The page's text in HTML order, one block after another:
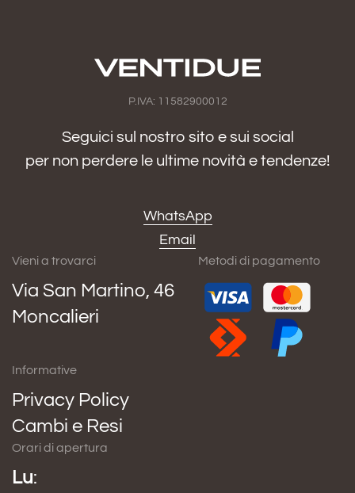
P.IVA: 11582900012
Seguici sul nostro sito e sui social
per non perdere le ultime novità e tendenze!
WhatsApp
Email
Vieni a trovarci
Via San Martino, 46
Moncalieri
Metodi di pagamento
Informative
Privacy Policy
Cambi e Resi
Orari di apertura
Lu: